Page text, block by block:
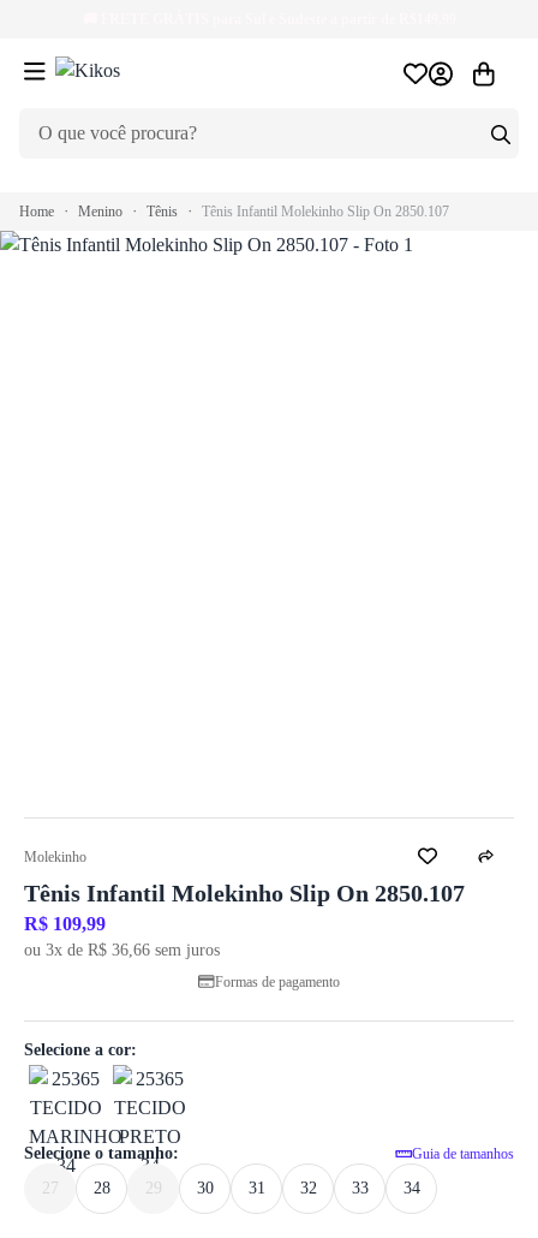
Home Menino Tênis Tênis Infantil Molekinho Slip On 2850.107
1/ 6
Molekinho
Tênis Infantil Molekinho Slip On 2850.107
R$ 109,99
ou 3x de R$ 36,66 sem juros
Formas de pagamento
Selecione o tamanho: Guia de tamanhos
27 28 29 30 31 32 33 34
Selecione a cor: